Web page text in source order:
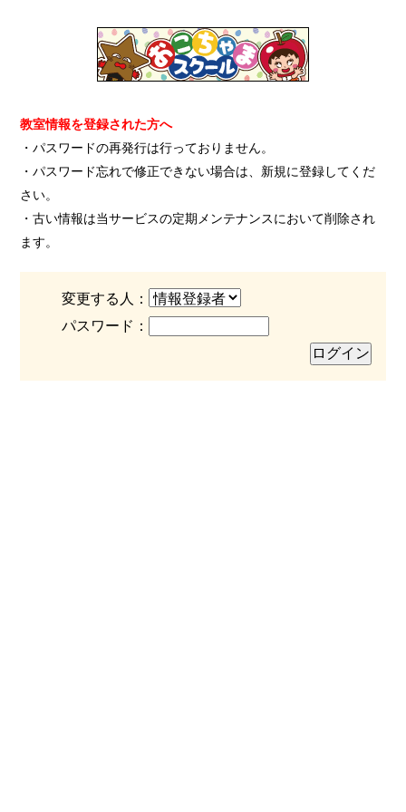
教室情報を登録された方へ
・パスワードの再発行は行っておりません。
・パスワード忘れで修正できない場合は、新規に登録してくだ
さい。
・古い情報は当サービスの定期メンテナンスにおいて削除され
ます。
変更する人：
パスワード：